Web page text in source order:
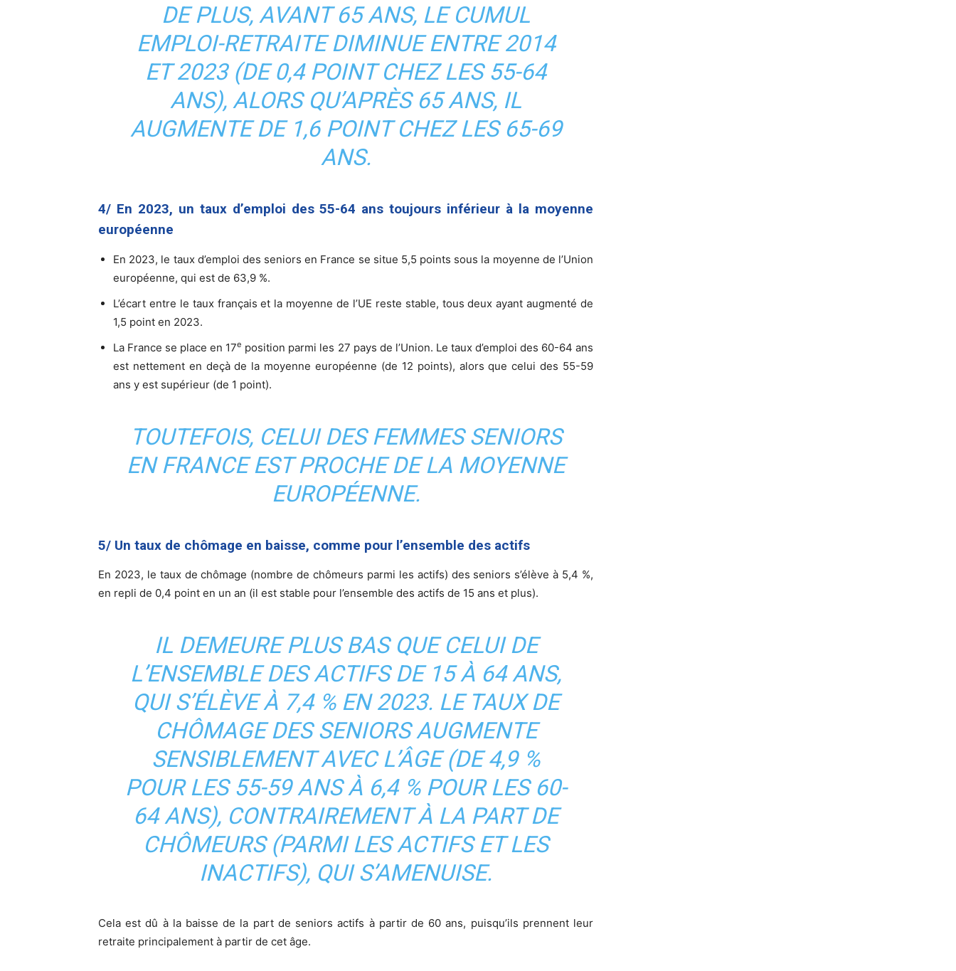
DE PLUS, AVANT 65 ANS, LE CUMUL
EMPLOI-RETRAITE DIMINUE ENTRE 2014
ET 2023 (DE 0,4 POINT CHEZ LES 55-64
ANS), ALORS QU’APRÈS 65 ANS, IL
AUGMENTE DE 1,6 POINT CHEZ LES 65-69
ANS.
4/ En 2023, un taux d’emploi des 55-64 ans toujours inférieur à la moyenne
européenne
En 2023, le taux d’emploi des seniors en France se situe 5,5 points sous la moyenne de l’Union
européenne, qui est de 63,9 %.
L’écart entre le taux français et la moyenne de l’UE reste stable, tous deux ayant augmenté de
1,5 point en 2023.
La France se place en 17e position parmi les 27 pays de l’Union. Le taux d’emploi des 60-64 ans
est nettement en deçà de la moyenne européenne (de 12 points), alors que celui des 55-59
ans y est supérieur (de 1 point).
TOUTEFOIS, CELUI DES FEMMES SENIORS
EN FRANCE EST PROCHE DE LA MOYENNE
EUROPÉENNE.
5/ Un taux de chômage en baisse, comme pour l’ensemble des actifs
En 2023, le taux de chômage (nombre de chômeurs parmi les actifs) des seniors s’élève à 5,4 %,
en repli de 0,4 point en un an (il est stable pour l’ensemble des actifs de 15 ans et plus).
IL DEMEURE PLUS BAS QUE CELUI DE
L’ENSEMBLE DES ACTIFS DE 15 À 64 ANS,
QUI S’ÉLÈVE À 7,4 % EN 2023. LE TAUX DE
CHÔMAGE DES SENIORS AUGMENTE
SENSIBLEMENT AVEC L’ÂGE (DE 4,9 %
POUR LES 55-59 ANS À 6,4 % POUR LES 60-
64 ANS), CONTRAIREMENT À LA PART DE
CHÔMEURS (PARMI LES ACTIFS ET LES
INACTIFS), QUI S’AMENUISE.
Cela est dû à la baisse de la part de seniors actifs à partir de 60 ans, puisqu’ils prennent leur
retraite principalement à partir de cet âge.